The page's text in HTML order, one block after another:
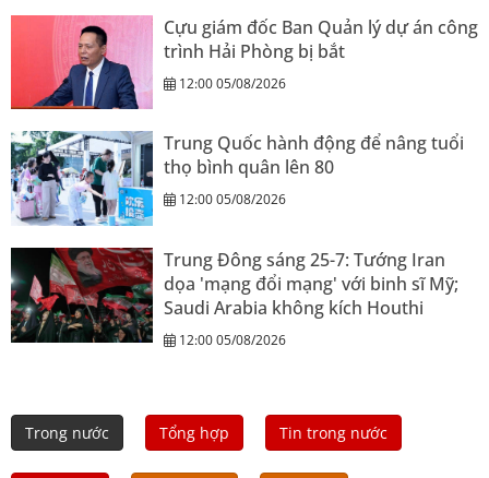
Cựu giám đốc Ban Quản lý dự án công
trình Hải Phòng bị bắt
12:00 05/08/2026
Trung Quốc hành động để nâng tuổi
thọ bình quân lên 80
12:00 05/08/2026
Trung Đông sáng 25-7: Tướng Iran
dọa 'mạng đổi mạng' với binh sĩ Mỹ;
Saudi Arabia không kích Houthi
12:00 05/08/2026
Trong nước Tổng hợp Tin trong nước